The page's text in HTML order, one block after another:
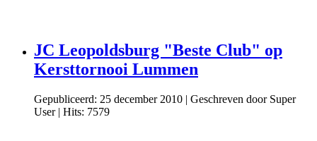
JC Leopoldsburg "Beste Club" op
Kersttornooi Lummen
Gepubliceerd: 25 december 2010 | Geschreven door Super
User| Hits: 7579